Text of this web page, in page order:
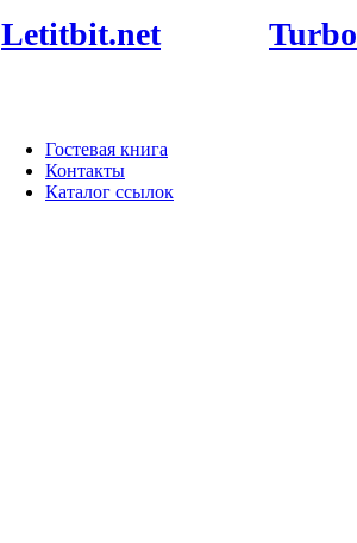
Letitbit.net
Гостевая книга
Контакты
Каталог ссылок